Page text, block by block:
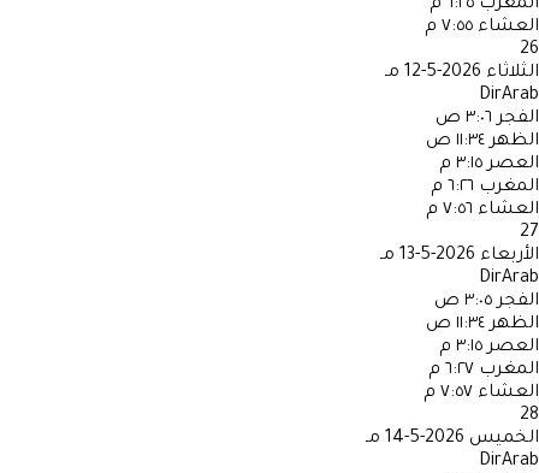
المغرب ٦:٢٥ م
العشاء ٧:٥٥ م
26
الثلاثاء 2026-5-12 مـ
DirArab
الفجر ٣:٠٦ ص
الظهر ١١:٣٤ ص
العصر ٣:١٥ م
المغرب ٦:٢٦ م
العشاء ٧:٥٦ م
27
الأربعاء 2026-5-13 مـ
DirArab
الفجر ٣:٠٥ ص
الظهر ١١:٣٤ ص
العصر ٣:١٥ م
المغرب ٦:٢٧ م
العشاء ٧:٥٧ م
28
الخميس 2026-5-14 مـ
DirArab